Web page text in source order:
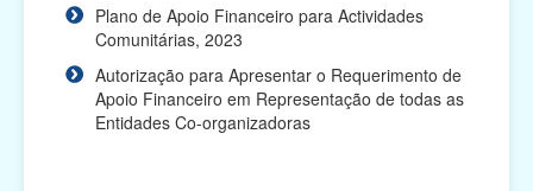
Plano de Apoio Financeiro para Projectos
Académicos, 2027
Plano de Apoio Financeiro para Intercâmbios, 2027
Plano de Apoio Financeiro para Actividades
Plano de Apoio Financeiro para Actividades
Comunitárias, 2023
Autorização para Apresentar o Requerimento de
Apoio Financeiro em Representação de todas as
Entidades Co-organizadoras